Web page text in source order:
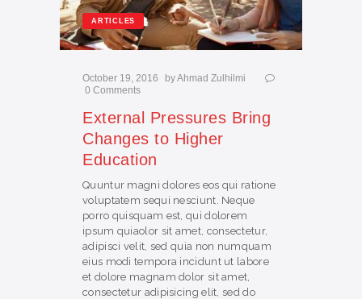
ARTICLES
October 19, 2016 byAhmad Zulhilmi
0 Comments
External Pressures Bring
Changes to Higher
Education
Quuntur magni dolores eos qui ratione
voluptatem sequi nesciunt. Neque
porro quisquam est, qui dolorem
ipsum quiaolor sit amet, consectetur,
adipisci velit, sed quia non numquam
eius modi tempora incidunt ut labore
et dolore magnam dolor sit amet,
consectetur adipisicing elit, sed do